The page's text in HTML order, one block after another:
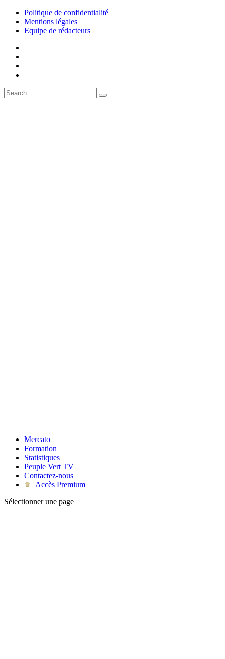
Politique de confidentialité
Mentions légales
Equipe de rédacteurs
Mercato
Formation
Statistiques
Peuple Vert TV
Contactez-nous
♛
Accès Premium
Sélectionner une page